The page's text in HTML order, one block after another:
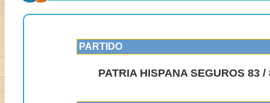
PARTIDO
PATRIA HISPANA SEGUROS 83